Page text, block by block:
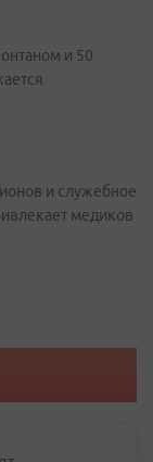
и 50
и служебное
медиков